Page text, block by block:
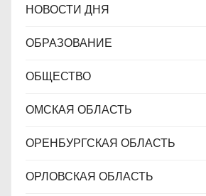
НОВОСТИ ДНЯ
ОБРАЗОВАНИЕ
ОБЩЕСТВО
ОМСКАЯ ОБЛАСТЬ
ОРЕНБУРГСКАЯ ОБЛАСТЬ
ОРЛОВСКАЯ ОБЛАСТЬ